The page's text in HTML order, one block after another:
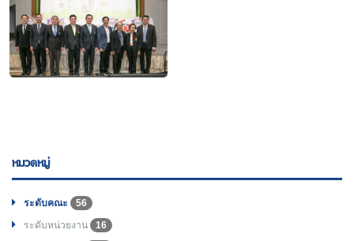
หมวดหมู่
ระดับคณะ
56
ระดับหน่วยงาน
16